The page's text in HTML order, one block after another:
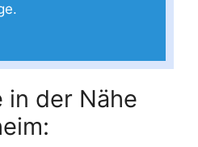
der Nähe